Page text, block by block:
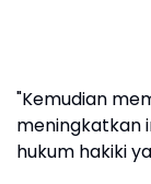
"Kemudian
meningkatkan
hukum hakiki